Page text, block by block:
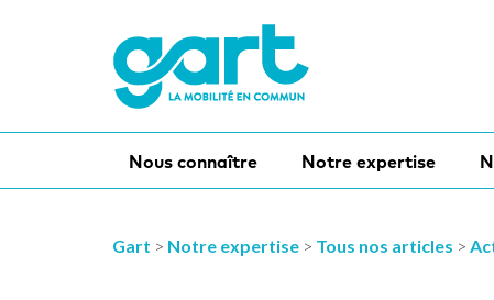
Nous connaître Notre expertise
Gart > Notre expertise > Tous nos articles >